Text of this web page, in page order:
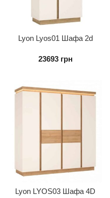
Lyon Lyos01 Шафа 2d
23693 грн
Lyon LYOS03 Шафа 4D